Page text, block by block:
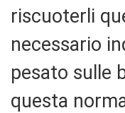
riscuoterli
necessario
pesato sulle
questa